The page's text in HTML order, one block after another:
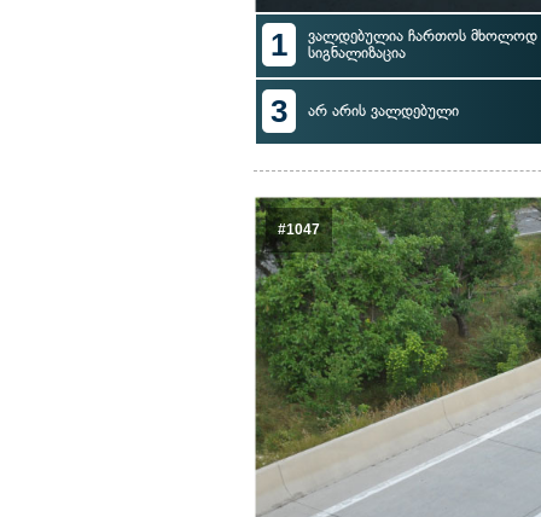
1
ვალდებულია ჩართოს მხოლოდ
სიგნალიზაცია
3 არ არის ვალდებული
#1047